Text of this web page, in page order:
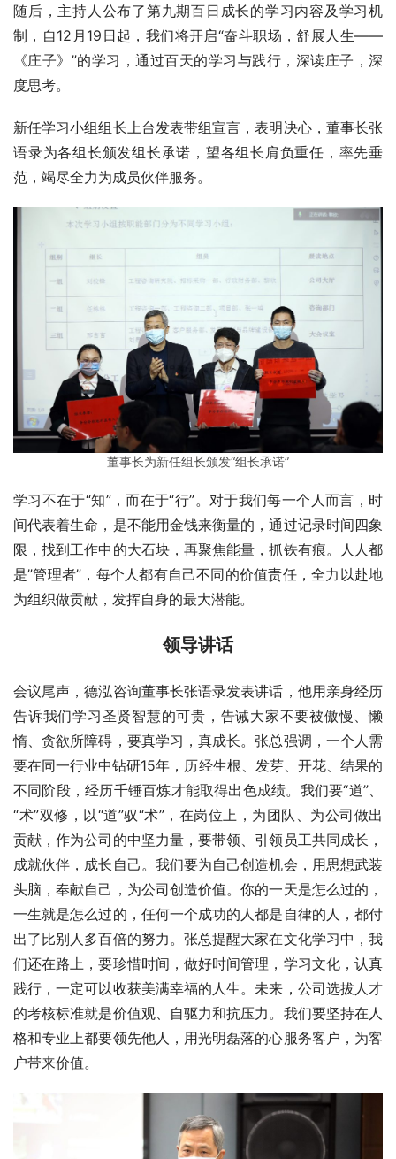
随后，主持人公布了第九期百日成长的学习内容及学习机
制，自12月19日起，我们将开启“奋斗职场，舒展人生——
《庄子》”的学习，通过百天的学习与践行，深读庄子，深
度思考。
新任学习小组组长上台发表带组宣言，表明决心，董事长张
语录为各组长颁发组长承诺，望各组长肩负重任，率先垂
范，竭尽全力为成员伙伴服务。
董事长为新任组长颁发“组长承诺”
学习不在于“知”，而在于“行”。对于我们每一个人而言，时
间代表着生命，是不能用金钱来衡量的，通过记录时间四象
限，找到工作中的大石块，再聚焦能量，抓铁有痕。人人都
是”管理者”，每个人都有自己不同的价值责任，全力以赴地
为组织做贡献，发挥自身的最大潜能。
领导讲话
会议尾声，德泓咨询董事长张语录发表讲话，他用亲身经历
告诉我们学习圣贤智慧的可贵，告诫大家不要被傲慢、懒
惰、贪欲所障碍，要真学习，真成长。张总强调，一个人需
要在同一行业中钻研15年，历经生根、发芽、开花、结果的
不同阶段，经历千锤百炼才能取得出色成绩。我们要“道”、
“术”双修，以“道”驭“术”，在岗位上，为团队、为公司做出
贡献，作为公司的中坚力量，要带领、引领员工共同成长，
成就伙伴，成长自己。我们要为自己创造机会，用思想武装
头脑，奉献自己，为公司创造价值。你的一天是怎么过的，
一生就是怎么过的，任何一个成功的人都是自律的人，都付
出了比别人多百倍的努力。张总提醒大家在文化学习中，我
们还在路上，要珍惜时间，做好时间管理，学习文化，认真
践行，一定可以收获美满幸福的人生。未来，公司选拔人才
的考核标准就是价值观、自驱力和抗压力。我们要坚持在人
格和专业上都要领先他人，用光明磊落的心服务客户，为客
户带来价值。